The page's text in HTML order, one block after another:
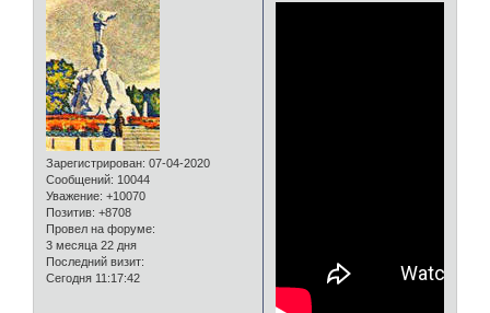
Зарегистрирован: 07-04-2020
Сообщений: 10044
Уважение: +10070
Позитив: +8708
Провел на форуме:
3 месяца 22 дня
Последний визит:
Сегодня 11:17:42